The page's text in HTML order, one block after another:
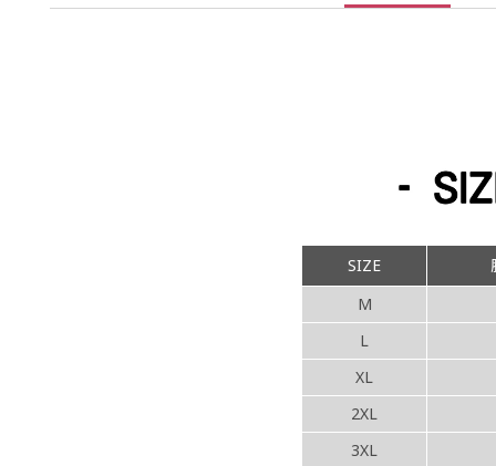
SIZE
M
L
XL
2XL
3XL